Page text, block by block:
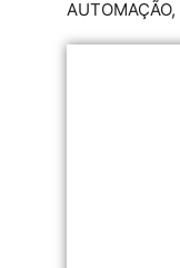
AUTOMAÇÃO,